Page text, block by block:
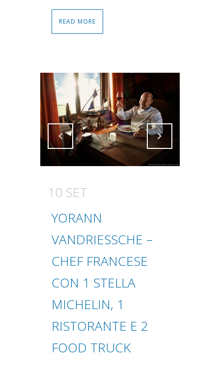
READ MORE
Attiva comando Attiva comando
10 SET
YORANN
VANDRIESSCHE –
CHEF FRANCESE
CON 1 STELLA
MICHELIN, 1
RISTORANTE E 2
FOOD TRUCK